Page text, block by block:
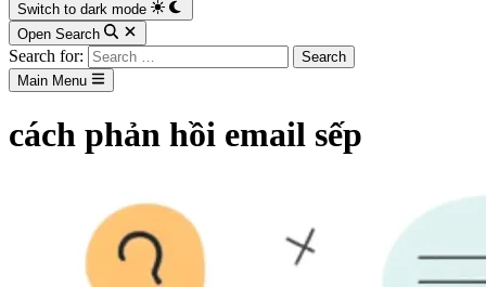
Switch to dark mode
Open Search
Search for:
Main Menu
cách phản hồi email sếp